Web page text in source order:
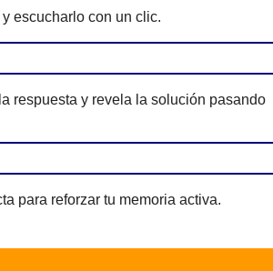
escucharlo con un clic.
respuesta y revela la solución pasando
para reforzar tu memoria activa.